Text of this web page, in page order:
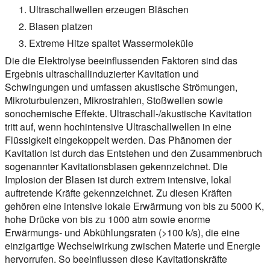
Ultraschallwellen erzeugen Bläschen
Blasen platzen
Extreme Hitze spaltet Wassermoleküle
Die die Elektrolyse beeinflussenden Faktoren sind das
Ergebnis ultraschallinduzierter Kavitation und
Schwingungen und umfassen akustische Strömungen,
Mikroturbulenzen, Mikrostrahlen, Stoßwellen sowie
sonochemische Effekte. Ultraschall-/akustische Kavitation
tritt auf, wenn hochintensive Ultraschallwellen in eine
Flüssigkeit eingekoppelt werden. Das Phänomen der
Kavitation ist durch das Entstehen und den Zusammenbruch
sogenannter Kavitationsblasen gekennzeichnet. Die
Implosion der Blasen ist durch extrem intensive, lokal
auftretende Kräfte gekennzeichnet. Zu diesen Kräften
gehören eine intensive lokale Erwärmung von bis zu 5000 K,
hohe Drücke von bis zu 1000 atm sowie enorme
Erwärmungs- und Abkühlungsraten (>100 k/s), die eine
einzigartige Wechselwirkung zwischen Materie und Energie
hervorrufen. So beeinflussen diese Kavitationskräfte